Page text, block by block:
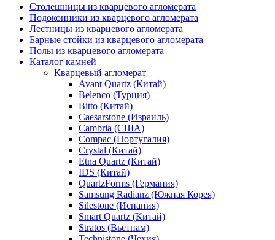
Столешницы из кварцевого агломерата
Подоконники из кварцевого агломерата
Лестницы из кварцевого агломерата
Барные стойки из кварцевого агломерата
Полы из кварцевого агломерата
Каталог камней
Кварцевый агломерат
Avant Quartz (Китай)
Belenco (Турция)
Bitto (Китай)
Caesarstone (Израиль)
Cambria (США)
Compac (Португалия)
Crystal (Китай)
Etna Quartz (Китай)
IDS (Китай)
QuartzForms (Германия)
Samsung Radianz (Южная Корея)
Silestone (Испания)
Smart Quartz (Китай)
Stratos (Вьетнам)